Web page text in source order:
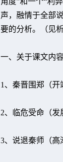
声，融情于全部
要的分析。（见析
一、关于课文内
1、秦晋围郑（
2、临危受命（
3、说退秦师（